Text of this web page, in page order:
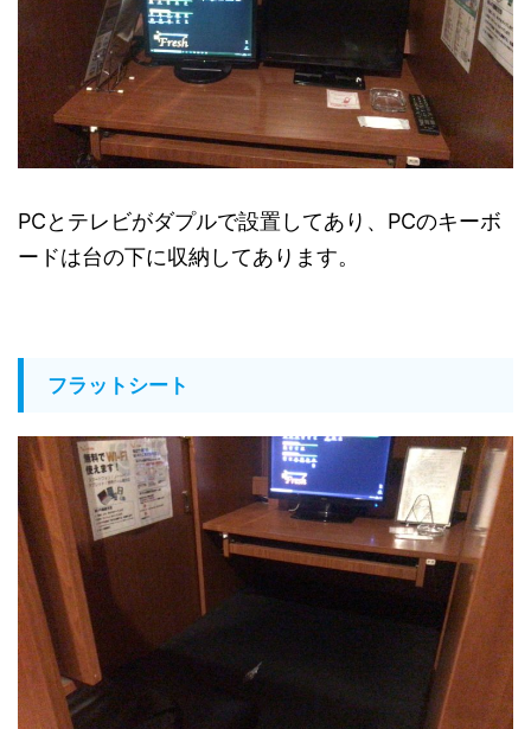
PCとテレビがダプルで設置してあり、PCのキーボ
ードは台の下に収納してあります。
フラットシート